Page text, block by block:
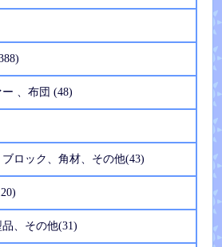
、布団 (48)
ロック、角材、その他(43)
、その他(31)